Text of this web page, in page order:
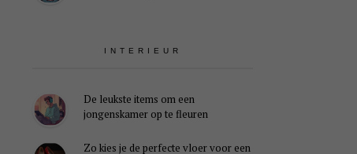
INTERIEUR
De leukste items om een
jongenskamer op te fleuren
Zo kies je de perfecte vloer voor een